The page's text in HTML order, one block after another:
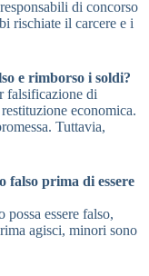
di concorso
rischiate il carcere e i
e rimborso i soldi?
falsificazione di
economica.
Tuttavia,
prima di essere
essere falso,
agisci, minori sono